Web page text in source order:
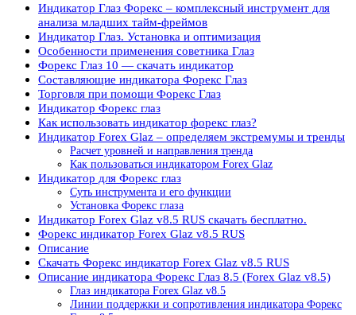
Индикатор Глаз Форекс – комплексный инструмент для
анализа младших тайм-фреймов
Индикатор Глаз. Установка и оптимизация
Особенности применения советника Глаз
Форекс Глаз 10 — скачать индикатор
Составляющие индикатора Форекс Глаз
Торговля при помощи Форекс Глаз
Индикатор Форекс глаз
Как использовать индикатор форекс глаз?
Индикатор Forex Glaz – определяем экстремумы и тренды
Расчет уровней и направления тренда
Как пользоваться индикатором Forex Glaz
Индикатор для Форекс глаз
Суть инструмента и его функции
Установка Форекс глаза
Индикатор Forex Glaz v8.5 RUS скачать бесплатно.
Форекс индикатор Forex Glaz v8.5 RUS
Описание
Скачать Форекс индикатор Forex Glaz v8.5 RUS
Описание индикатора Форекс Глаз 8.5 (Forex Glaz v8.5)
Глаз индикатора Forex Glaz v8.5
Линии поддержки и сопротивления индикатора Форекс